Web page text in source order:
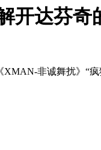
开达芬奇
非诚舞扰》“